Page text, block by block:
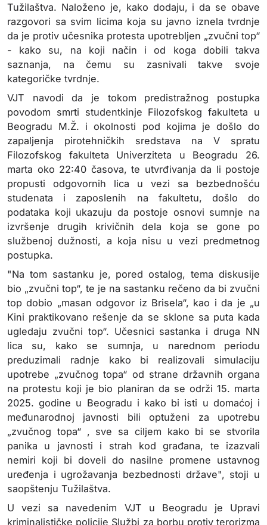
Tužilaštva. Naloženo je, kako dodaju, i da se obave
razgovori sa svim licima koja su javno iznela tvrdnje
da je protiv učesnika protesta upotrebljen „zvučni top“
- kako su, na koji način i od koga dobili takva
saznanja, na čemu su zasnivali takve svoje
kategoričke tvrdnje.
VJT navodi da je tokom predistražnog postupka
povodom smrti studentkinje Filozofskog fakulteta u
Beogradu M.Ž. i okolnosti pod kojima je došlo do
zapaljenja pirotehničkih sredstava na V spratu
Filozofskog fakulteta Univerziteta u Beogradu 26.
marta oko 22:40 časova, te utvrđivanja da li postoje
propusti odgovornih lica u vezi sa bezbednošću
studenata i zaposlenih na fakultetu, došlo do
podataka koji ukazuju da postoje osnovi sumnje na
izvršenje drugih krivičnih dela koja se gone po
službenoj dužnosti, a koja nisu u vezi predmetnog
postupka.
"Na tom sastanku je, pored ostalog, tema diskusije
bio „zvučni top“, te je na sastanku rečeno da bi zvučni
top dobio „masan odgovor iz Brisela“, kao i da je „u
Kini praktikovano rešenje da se sklone sa puta kada
ugledaju zvučni top“. Učesnici sastanka i druga NN
lica su, kako se sumnja, u narednom periodu
preduzimali radnje kako bi realizovali simulaciju
upotrebe „zvučnog topa“ od strane državnih organa
na protestu koji je bio planiran da se održi 15. marta
2025. godine u Beogradu i kako bi isti u domaćoj i
međunarodnoj javnosti bili optuženi za upotrebu
„zvučnog topa“ , sve sa ciljem kako bi se stvorila
panika u javnosti i strah kod građana, te izazvali
nemiri koji bi doveli do nasilne promene ustavnog
uređenja i ugrožavanja bezbednosti države", stoji u
saopštenju Tužilaštva.
U vezi sa navedenim VJT u Beogradu je Upravi
kriminalističke policije Službi za borbu protiv terorizma